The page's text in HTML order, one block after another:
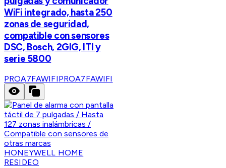
WiFi integrado, hasta 250
zonas de seguridad,
compatible con sensores
DSC, Bosch, 2GIG, ITI y
serie 5800
PROA7FAWIFIPROA7FAWIFI
HONEYWELL HOME
RESIDEO